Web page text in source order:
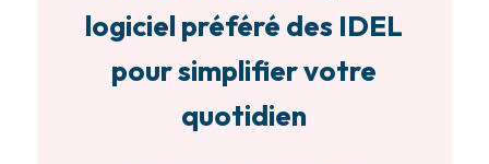
logiciel préféré des IDEL
pour simplifier votre
quotidien